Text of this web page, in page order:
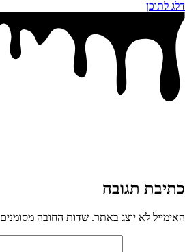
דלג לתוכן
כתיבת תגובה
האימייל לא יוצג באתר. שדות החובה מסומנים